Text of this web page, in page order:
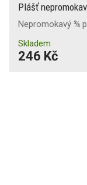
Plášť
Nepromokavý ¾
Skladem
246 Kč